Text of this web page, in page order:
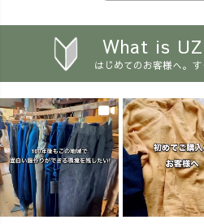
でお聞かせください💌
___________________________
三河発カジュアルウェアブラ
ンド。 『らしく、心地よく、
着るたび好きになる』 ——
100年後もこの地域で、面白い
服づくりを。
___________________________
_____ #アラフォーコーデ #
けの実践講座です。 実際に手
を動かしていただくと、 「わ
ぁ、きれい！」 「こんな色に
どものような笑顔に😊 草木染
めには、正解も不正解もあり
ません。 折り方や輪ゴムの留
め方、染める時間によって、
一人ひとり違う色や模様が生
まれます。 「みんな違ってい
い」 そんなことも自然に感じ
What is
はじめてのお客様へ。